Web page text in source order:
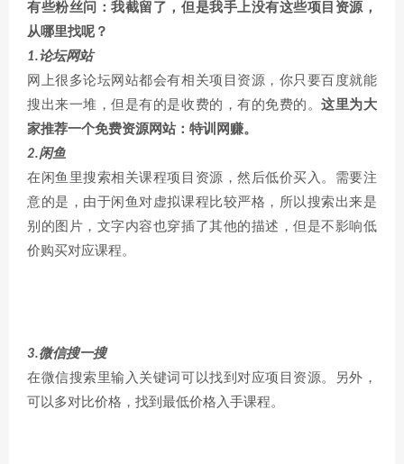
有些粉丝问：我截留了，但是我手上没有这些项目资源，
从哪里找呢？
1.论坛网站
网上很多论坛网站都会有相关项目资源，你只要百度就能
搜出来一堆，但是有的是收费的，有的免费的。这里为大
家推荐一个免费资源网站：特训网赚。
2.闲鱼
在闲鱼里搜索相关课程项目资源，然后低价买入。需要注
意的是，由于闲鱼对虚拟课程比较严格，所以搜索出来是
别的图片，文字内容也穿插了其他的描述，但是不影响低
价购买对应课程。
3.微信搜一搜
在微信搜索里输入关键词可以找到对应项目资源。另外，
可以多对比价格，找到最低价格入手课程。